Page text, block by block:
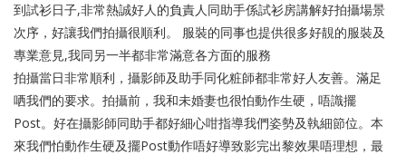
到試衫日子,非常熱誠好人的負責人同助手係試衫房講解好拍攝場景
次序，好讓我們拍攝很順利。 服裝的同事也提供很多好靚的服裝及
專業意見,我同另一半都非常滿意各方面的服務
拍攝當日非常順利，攝影師及助手同化粧師都非常好人友善。滿足
哂我們的要求。拍攝前，我和未婚妻也很怕動作生硬，唔識擺
Post。好在攝影師同助手都好細心咁指導我們姿勢及執細節位。本
來我們怕動作生硬及擺Post動作唔好導致影完出黎效果唔理想，最